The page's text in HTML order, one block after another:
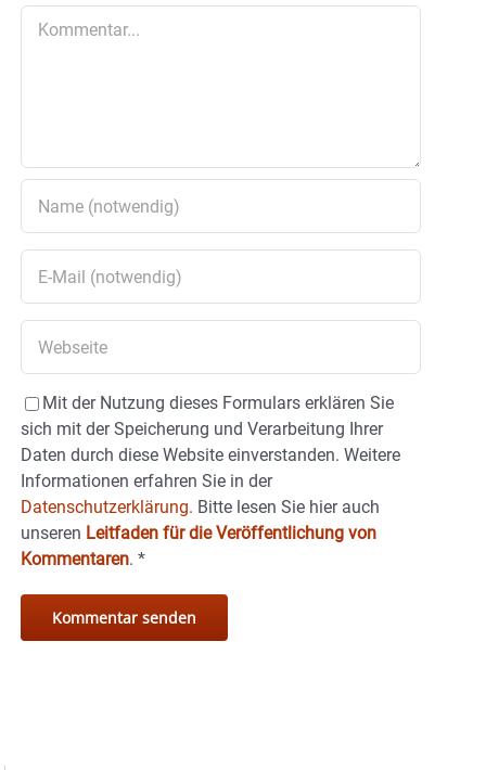
Mit der Nutzung dieses Formulars erklären Sie
sich mit der Speicherung und Verarbeitung Ihrer
Daten durch diese Website einverstanden. Weitere
Informationen erfahren Sie in der
Datenschutzerklärung. Bitte lesen Sie hier auch
unseren Leitfaden für die Veröffentlichung von
Kommentaren. *